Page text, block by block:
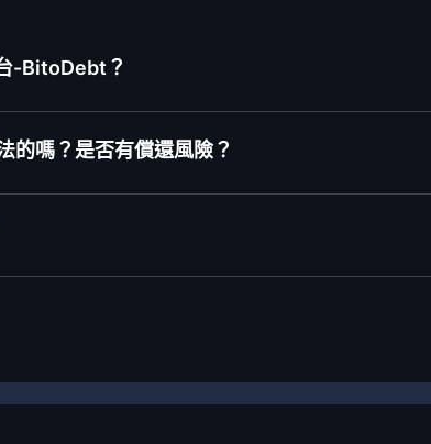
-BitoDebt？
的嗎？是否有償還風險？